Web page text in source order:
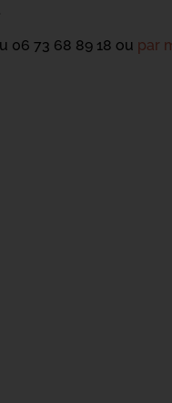
06 73 68 89 18 ou par